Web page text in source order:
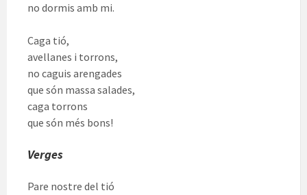
no dormis amb mi.
Caga tió,
avellanes i torrons,
no caguis arengades
que són massa salades,
caga torrons
que són més bons!
Verges
Pare nostre del tió